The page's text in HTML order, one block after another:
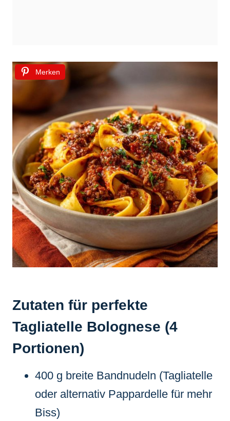
Merken
Zutaten für perfekte
Tagliatelle Bolognese (4
Portionen)
400 g breite Bandnudeln (Tagliatelle
oder alternativ Pappardelle für mehr
Biss)